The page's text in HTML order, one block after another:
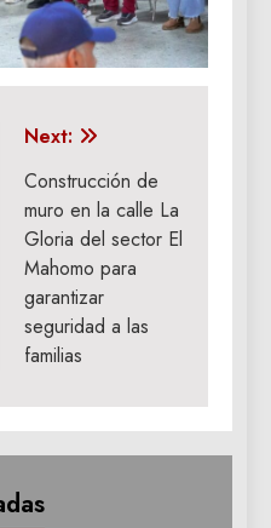
Next:
Construcción de
muro en la calle La
Gloria del sector El
Mahomo para
garantizar
seguridad a las
familias